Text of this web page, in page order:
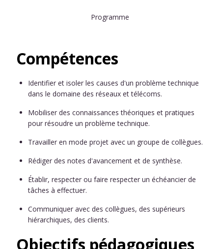
Programme
Compétences
Identifier et isoler les causes d'un problème technique
dans le domaine des réseaux et télécoms.
Mobiliser des connaissances théoriques et pratiques
pour résoudre un problème technique.
Travailler en mode projet avec un groupe de collègues.
Rédiger des notes d'avancement et de synthèse.
Établir, respecter ou faire respecter un échéancier de
tâches à effectuer.
Communiquer avec des collègues, des supérieurs
hiérarchiques, des clients.
Objectifs pédagogiques